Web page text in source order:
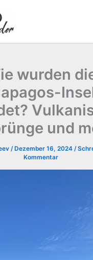
wurden
und
/ Dezember 16, 2024 /
Kommentar